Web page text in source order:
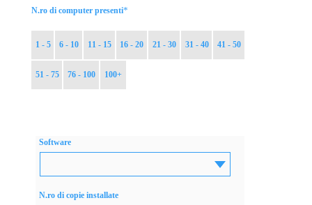
N.ro di computer presenti*
1 - 5 6 - 10 11 - 15 16 - 20 21 - 30 31 - 40 41 - 50
51 - 75 76 - 100 100+
Software
N.ro di copie installate